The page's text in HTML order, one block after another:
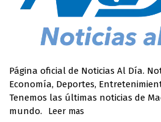
Página oficial de Noticias Al Día.
Economía, Deportes,
Tenemos las últimas noticias de
mundo.
Leer mas